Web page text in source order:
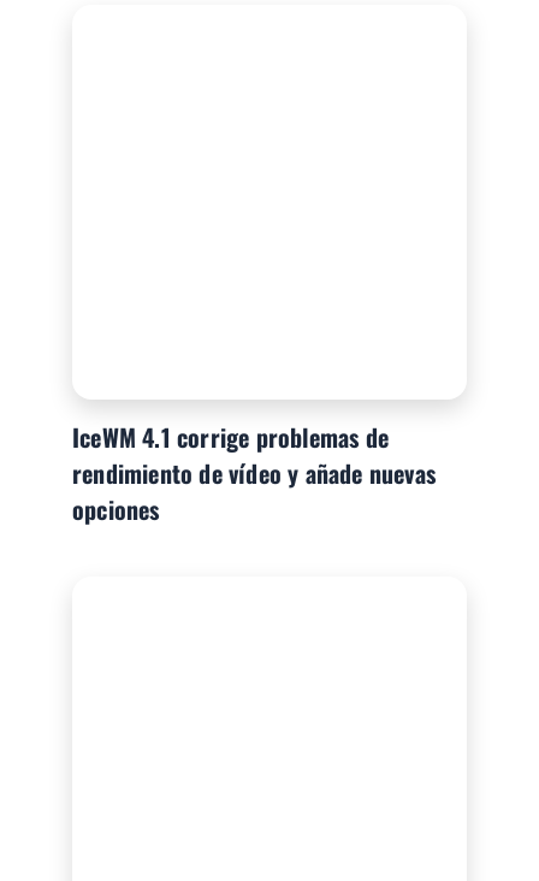
IceWM 4.1 corrige problemas de
rendimiento de vídeo y añade nuevas
opciones